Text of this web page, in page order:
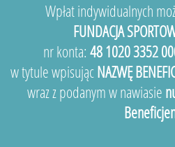
Wpłat indywidualnych
FUNDACJA
nr konta: 48 1020 3352
w tytule wpisującNAZWĘ
wraz z podanym w nawiasie